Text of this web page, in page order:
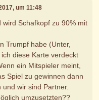
um 11:48
wird Schafkopf zu 90% mit
Trumpf habe (Unter,
diese Karte verdeckt
ein Mitspieler meint,
Spiel zu gewinnen dann
wir sind Partner.
umzusetzten??